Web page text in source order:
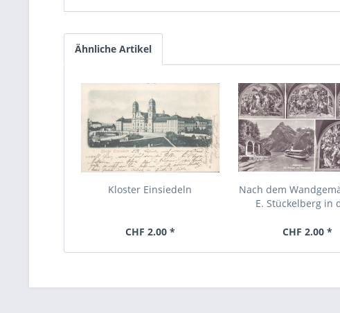
Ähnliche Artikel
Kloster Einsiedeln
CHF 2.00 *
Nach dem
E. Stückelberg in
CHF 2.00 *